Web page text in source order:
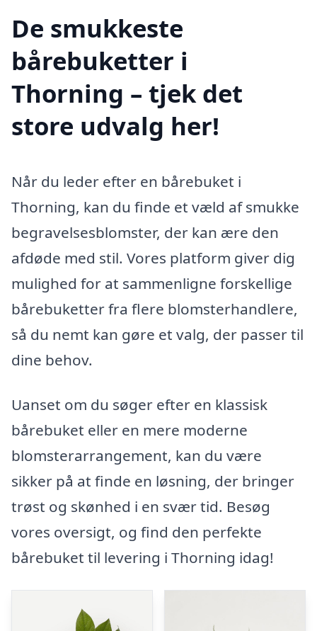
De smukkeste
bårebuketter i
Thorning – tjek det
store udvalg her!
Når du leder efter en bårebuket i
Thorning, kan du finde et væld af smukke
begravelsesblomster, der kan ære den
afdøde med stil. Vores platform giver dig
mulighed for at sammenligne forskellige
bårebuketter fra flere blomsterhandlere,
så du nemt kan gøre et valg, der passer til
dine behov.
Uanset om du søger efter en klassisk
bårebuket eller en mere moderne
blomsterarrangement, kan du være
sikker på at finde en løsning, der bringer
trøst og skønhed i en svær tid. Besøg
vores oversigt, og find den perfekte
bårebuket til levering i Thorning idag!